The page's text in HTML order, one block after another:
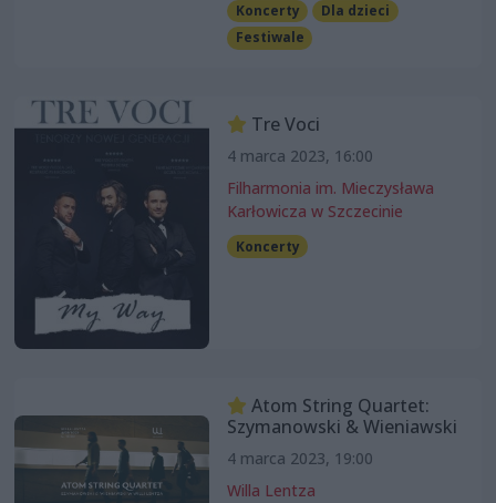
Koncerty
Dla dzieci
Festiwale
Tre Voci
4 marca 2023, 16:00
Filharmonia im. Mieczysława
Karłowicza w Szczecinie
Koncerty
Atom String Quartet:
Szymanowski & Wieniawski
4 marca 2023, 19:00
Willa Lentza